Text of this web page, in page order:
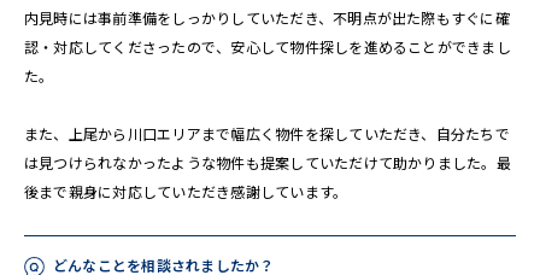
内見時には事前準備をしっかりしていただき、不明点が出た際もすぐに確
認・対応してくださったので、安心して物件探しを進めることができまし
た。
また、上尾から川口エリアまで幅広く物件を探していただき、自分たちで
は見つけられなかったような物件も提案していただけて助かりました。最
後まで親身に対応していただき感謝しています。
どんなことを相談されましたか？